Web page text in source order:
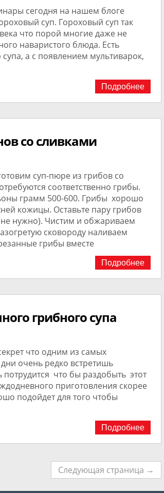
сегодня на нашем блоге
суп. Гороховый суп так
что порой многие даже не
наваристого блюда. Есть
а с появлением мультиварок,
Подробнее
со сливками
суп-пюре из грибов со
соответственно грибы.
грамм 500-600. Грибы хорошо
кожицы. Оставьте пару грибов
нужно). Чистим и обжариваем
сковороду наливаем
грибы вместе
Подробнее
грибного супа
что одним из самых
очень редко встретишь
что бы раздобыть этот
приготовления скорее
подойдет для того чтобы
Подробнее
Следующая страница →